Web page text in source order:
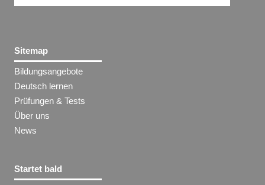
Sitemap
Bildungsangebote
Deutsch lernen
Prüfungen & Tests
Über uns
News
Startet bald